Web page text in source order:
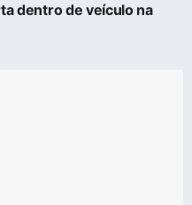
dentro de veículo na